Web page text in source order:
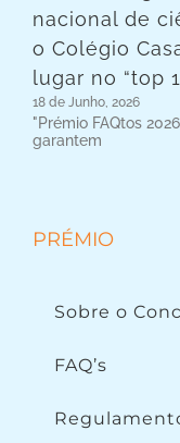
nacional de
o Colégio
lugar no “top
18 de Junho, 2026
"Prémio FAQtos
garantem
PRÉMIO
Sobre o
FAQ’s